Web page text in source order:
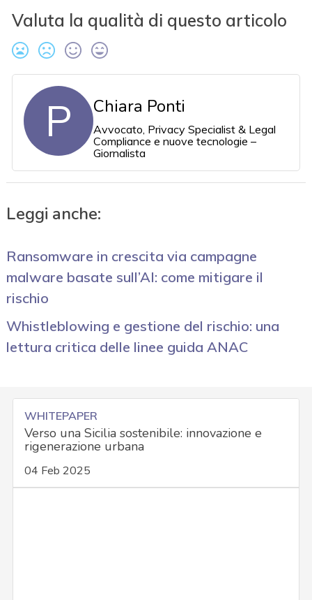
Valuta la qualità di questo articolo
P Chiara Ponti
Avvocato, Privacy Specialist & Legal
Compliance e nuove tecnologie –
Giornalista
Leggi anche:
Ransomware in crescita via campagne
malware basate sull’AI: come mitigare il
rischio
Whistleblowing e gestione del rischio: una
lettura critica delle linee guida ANAC
WHITEPAPER
Verso una Sicilia sostenibile: innovazione e
rigenerazione urbana
04 Feb 2025